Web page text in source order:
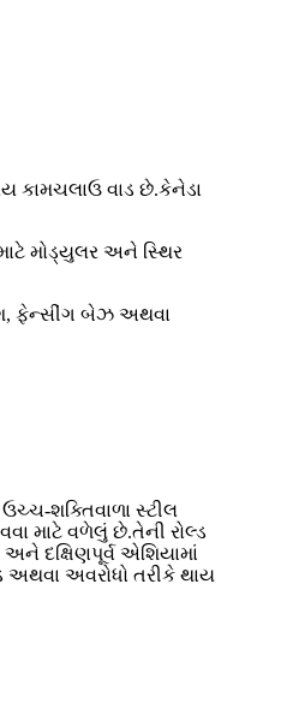
કામચલાઉ વાડ છે.કેનેડા
મોડ્યુલર અને સ્થિર
ફેન્સીંગ બેઝ અથવા
શક્તિવાળા સ્ટીલ
માટે વળેલું છે.તેની રોલ્ડ
અને દક્ષિણપૂર્વ એશિયામાં
અવરોધો તરીકે થાય